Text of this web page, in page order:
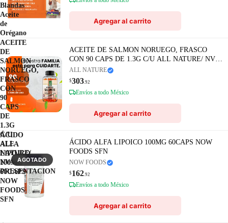
Blandas
Aceite
de
Orégano
Agregar al carrito
ACEITE
DE
SALMON
NORUEGO,
FRASCO
CON
90
CAPS
DE
1.3G
C/U
ALL
NATURE/
NVA
PRESENTACION
ACEITE DE SALMON NORUEGO, FRASCO
CON 90 CAPS DE 1.3G C/U ALL NATURE/ NVA
PRESENTACION
ALL NATURE
$303.92
Envíos a todo México
Agregar al carrito
ÁCIDO
ALFA
LIPOICO
100MG
60CAPS
NOW
FOODS
SFN
AGOTADO
ÁCIDO ALFA LIPOICO 100MG 60CAPS NOW
FOODS SFN
NOW FOODS
$162.92
Envíos a todo México
Agregar al carrito